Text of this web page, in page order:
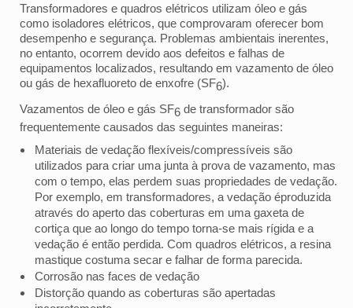
Transformadores e quadros elétricos utilizam óleo e gás
como isoladores elétricos, que comprovaram oferecer bom
desempenho e segurança. Problemas ambientais inerentes,
no entanto, ocorrem devido aos defeitos e falhas de
equipamentos localizados, resultando em vazamento de óleo
ou gás de hexafluoreto de enxofre (SF6).
Vazamentos de óleo e gás SF6 de transformador são
frequentemente causados das seguintes maneiras:
Materiais de vedação flexíveis/compressíveis são
utilizados para criar uma junta à prova de vazamento, mas
com o tempo, elas perdem suas propriedades de vedação.
Por exemplo, em transformadores, a vedação éproduzida
através do aperto das coberturas em uma gaxeta de
cortiça que ao longo do tempo torna-se mais rígida e a
vedação é então perdida. Com quadros elétricos, a resina
mastique costuma secar e falhar de forma parecida.
Corrosão nas faces de vedação
Distorção quando as coberturas são apertadas